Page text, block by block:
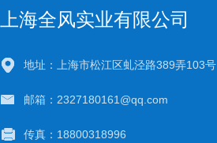
上海全风实业有限公司
地址：上海市松江区虬泾路389弄103号
邮箱：2327180161@qq.com
传真：18800318996